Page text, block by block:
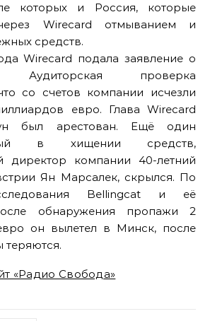
которых и Россия, которые
Wirecard отмыванием и
средств.
Wirecard подала заявление о
Аудиторская проверка
со счетов компании исчезли
евро. Глава Wirecard
был арестован. Ещё один
в хищении средств,
директор компании 40-летний
Ян Марсалек, скрылся. По
Bellingcat и её
обнаружения пропажи 2
он вылетел в Минск, после
теряются.
«Радио Свобода»